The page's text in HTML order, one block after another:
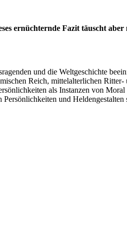
ernüchternde Fazit täuscht
und die Weltgeschichte
Reich, mittelalterlichen Ritter-
als Instanzen von
und Heldengestalten